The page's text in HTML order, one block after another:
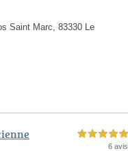
Saint Marc, 83330 Le
5,0 étoiles sur 5
6 avis